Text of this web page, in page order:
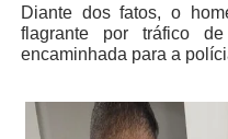
Diante dos fatos, o
flagrante por tráfico
encaminhada para a